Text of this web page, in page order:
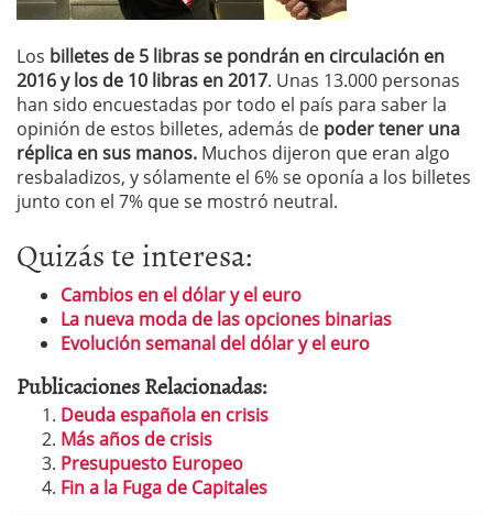
Los billetes de 5 libras se pondrán en circulación en
2016 y los de 10 libras en 2017. Unas 13.000 personas
han sido encuestadas por todo el país para saber la
opinión de estos billetes, además de poder tener una
réplica en sus manos. Muchos dijeron que eran algo
resbaladizos, y sólamente el 6% se oponía a los billetes
junto con el 7% que se mostró neutral.
Quizás te interesa:
Cambios en el dólar y el euro
La nueva moda de las opciones binarias
Evolución semanal del dólar y el euro
Publicaciones Relacionadas:
Deuda española en crisis
Más años de crisis
Presupuesto Europeo
Fin a la Fuga de Capitales